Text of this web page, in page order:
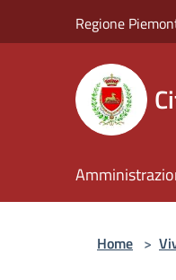
Regione
Home >